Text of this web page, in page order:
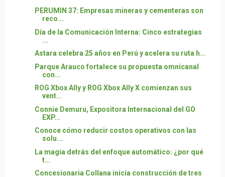
PERUMIN 37: Empresas mineras y cementeras son
reco...
Día de la Comunicación Interna: Cinco estrategias
...
Astara celebra 25 años en Perú y acelera su ruta h...
Parque Arauco fortalece su propuesta omnicanal
con...
ROG Xbox Ally y ROG Xbox Ally X comienzan sus
vent...
Connie Demuru, Expositora Internacional del GO
EXP...
Conoce cómo reducir costos operativos con las
solu...
La magia detrás del enfoque automático: ¿por qué
t...
Concesionaria Collana inicia construcción de tres